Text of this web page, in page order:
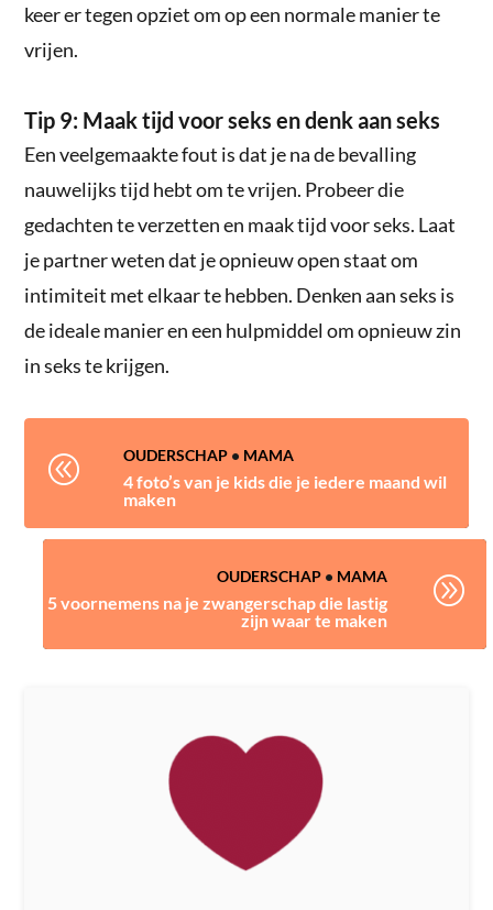
keer er tegen opziet om op een normale manier te
vrijen.
Tip 9: Maak tijd voor seks en denk aan seks
Een veelgemaakte fout is dat je na de bevalling
nauwelijks tijd hebt om te vrijen. Probeer die
gedachten te verzetten en maak tijd voor seks. Laat
je partner weten dat je opnieuw open staat om
intimiteit met elkaar te hebben. Denken aan seks is
de ideale manier en een hulpmiddel om opnieuw zin
in seks te krijgen.
@ OUDERSCHAP • MAMA
4 foto’s van je kids die je iedere maand wil
maken
OUDERSCHAP• MAMA
5 voornemens na je zwangerschap die lastig
zijn waar te maken
A